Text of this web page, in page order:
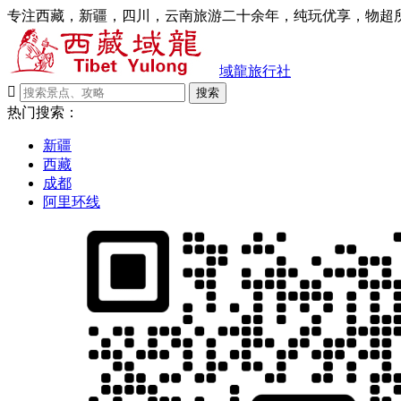
专注西藏，新疆，四川，云南旅游二十余年，纯玩优享，物超
域龍旅行社

搜索
热门搜索：
新疆
西藏
成都
阿里环线